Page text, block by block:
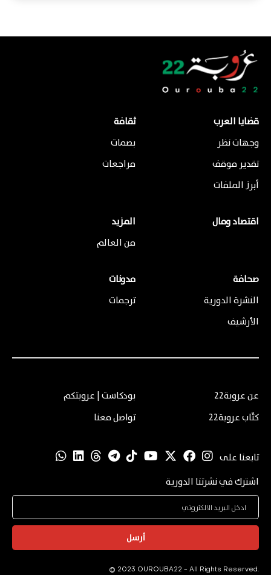
قضايا العرب
وجهات نظر
تقدير موقف
أبرز الملفات
ثقافة
بصمات
مراجعات
اقتصاد ومال
المزيد
من العالم
صحافة
النشرة الدورية
الأرشيف
مدونات
ترجمات
عن عروبة22
كتّاب عروبة22
بودكاست | عروبتكم
تواصل معنا
تابعنا على
اشترك في نشرتنا الدورية
أرسل
© 2023 OUROUBA22 - All Rights Reserved.